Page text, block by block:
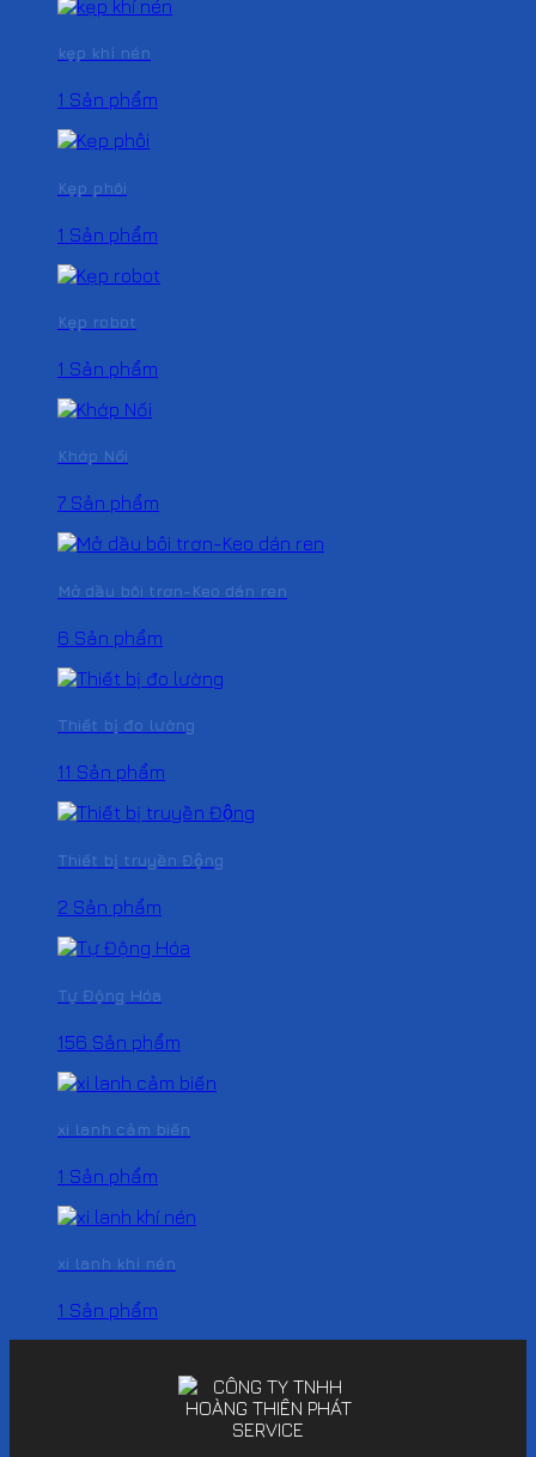
kẹp khí nén
1 Sản phẩm
Kẹp phôi
1 Sản phẩm
Kẹp robot
1 Sản phẩm
Khớp Nối
7 Sản phẩm
Mở dầu bôi trơn-Keo dán ren
6 Sản phẩm
Thiết bị đo lường
11 Sản phẩm
Thiết bị truyền Động
2 Sản phẩm
Tự Động Hóa
156 Sản phẩm
xi lanh cảm biến
1 Sản phẩm
xi lanh khí nén
1 Sản phẩm